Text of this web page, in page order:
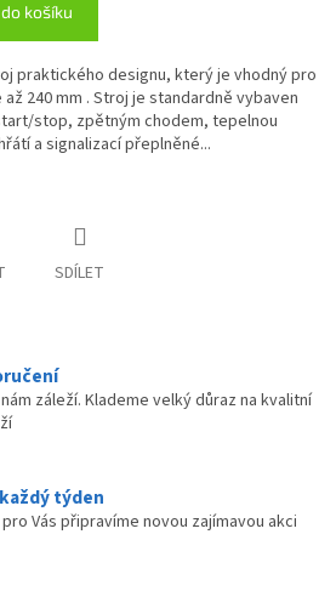
košíku
praktického designu, který je vhodný pro
240 mm . Stroj je standardně vybaven
stop, zpětným chodem, tepelnou
a signalizací přeplněné...
SDÍLET
záleží. Klademe velký důraz na kvalitní
týden
Vás připravíme novou zajímavou akci